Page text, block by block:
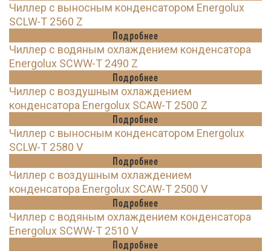
Чиллер с выносным конденсатором Energolux
SCLW-T 2560 Z
Подробнее
Чиллер с водяным охлаждением конденсатора
Energolux SCWW-T 2490 Z
Подробнее
Чиллер с воздушным охлаждением
конденсатора Energolux SCAW-T 2500 Z
Подробнее
Чиллер с выносным конденсатором Energolux
SCLW-T 2580 V
Подробнее
Чиллер с воздушным охлаждением
конденсатора Energolux SCAW-T 2500 V
Подробнее
Чиллер с водяным охлаждением конденсатора
Energolux SCWW-T 2510 V
Подробнее